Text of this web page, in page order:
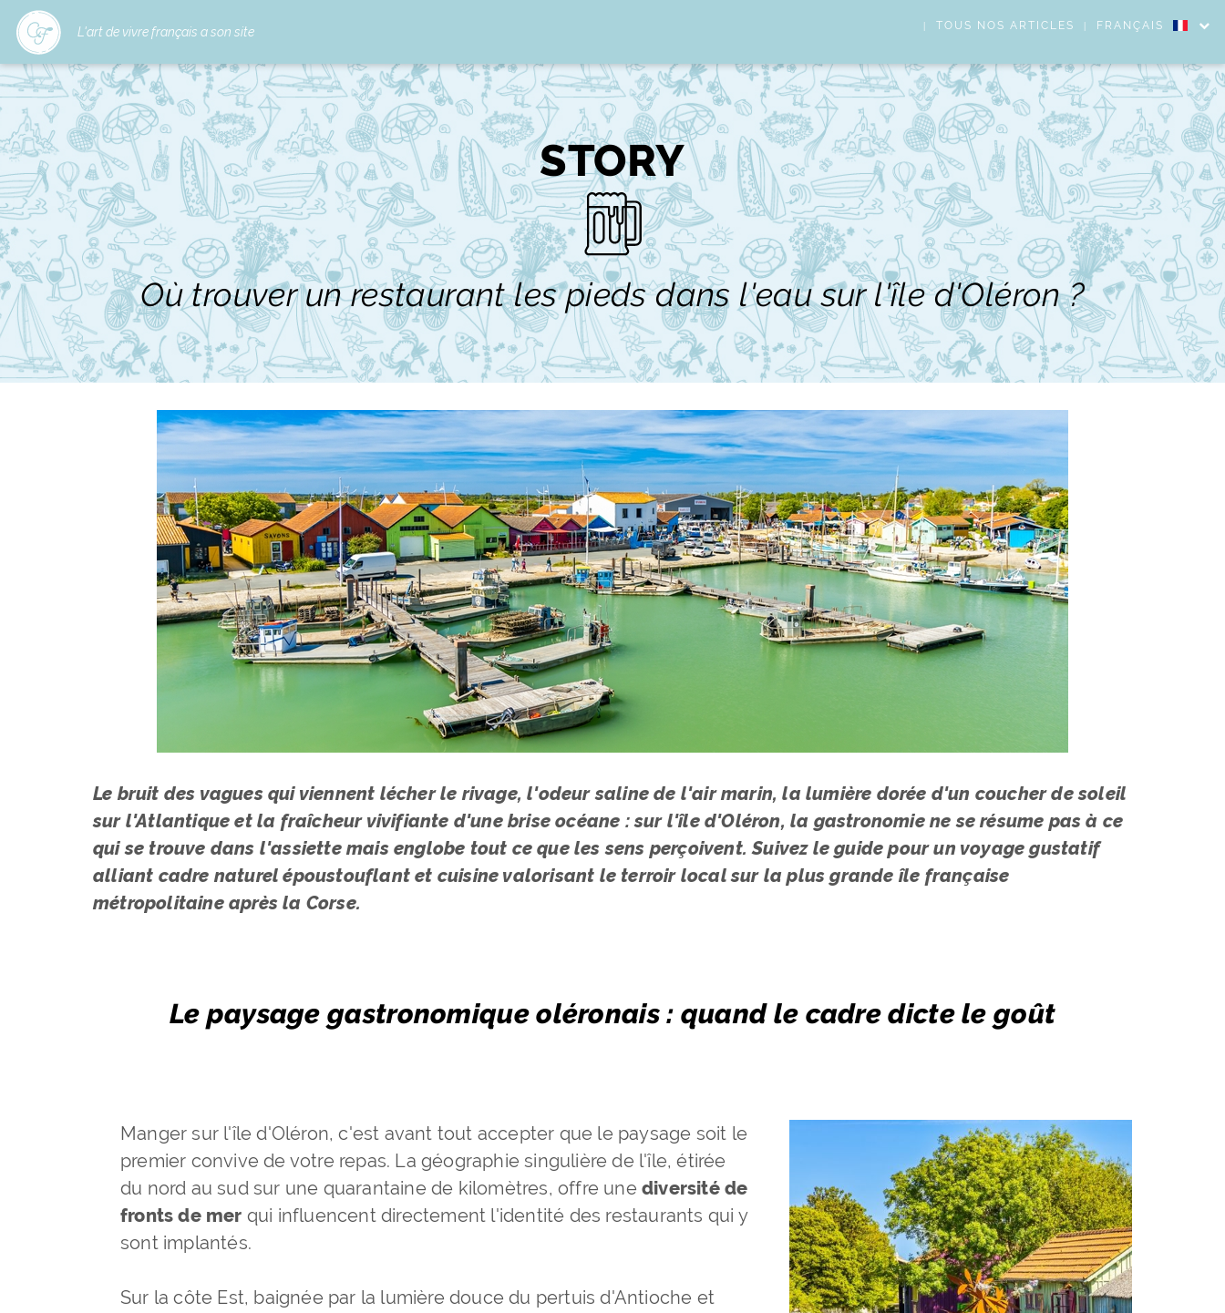
L'art de vivre français a son site TOUS NOS ARTICLES FRANÇAIS
STORY
Où trouver un restaurant les pieds dans l'eau sur l'île d'Oléron ?
Le bruit des vagues qui viennent lécher le rivage, l'odeur saline de l'air marin, la lumière dorée d'un coucher de soleil
sur l'Atlantique et la fraîcheur vivifiante d'une brise océane : sur l'île d'Oléron, la gastronomie ne se résume pas à ce
qui se trouve dans l'assiette mais englobe tout ce que les sens perçoivent. Suivez le guide pour un voyage gustatif
alliant cadre naturel époustouflant et cuisine valorisant le terroir local sur la plus grande île française
métropolitaine après la Corse.
Le paysage gastronomique oléronais : quand le cadre dicte le goût
Manger sur l'île d'Oléron, c'est avant tout accepter que le paysage soit le
premier convive de votre repas. La géographie singulière de l'île, étirée
du nord au sud sur une quarantaine de kilomètres, offre unediversité de
fronts de mer qui influencent directement l'identité des restaurants qui y
sont implantés.
Sur la côte Est, baignée par la lumière douce du pertuis d'Antioche et